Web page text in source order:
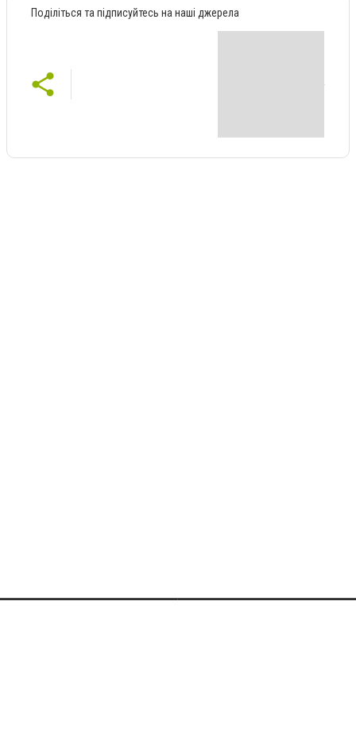
Поділіться та підписуйтесь на наші джерела